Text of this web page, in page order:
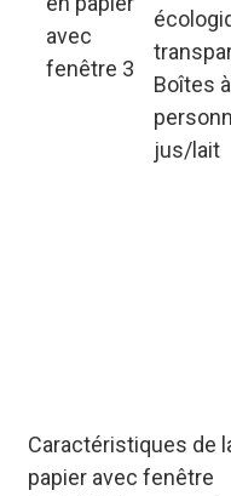
Boîtes
jus/lait
Caractéristiques de
papier avec fenêtre